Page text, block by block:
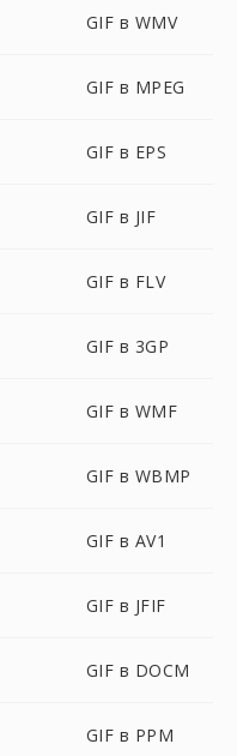
GIF в WMV
GIF в MPEG
GIF в EPS
GIF в JIF
GIF в FLV
GIF в 3GP
GIF в WMF
GIF в WBMP
GIF в AV1
GIF в JFIF
GIF в DOCM
GIF в PPM